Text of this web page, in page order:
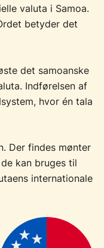
valuta i Samoa.
betyder det
det samoanske
Indførelsen af
hvor én tala
Der findes mønter
kan bruges til
internationale